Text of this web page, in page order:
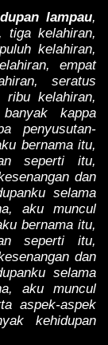
lampau,
tiga kelahiran,
kelahiran,
empat
seratus
kelahiran,
kappa
penyusutan-
bernama itu,
seperti itu,
dan
selama
aku muncul
bernama itu,
seperti itu,
dan
selama
aku muncul
aspek-aspek
kehidupan